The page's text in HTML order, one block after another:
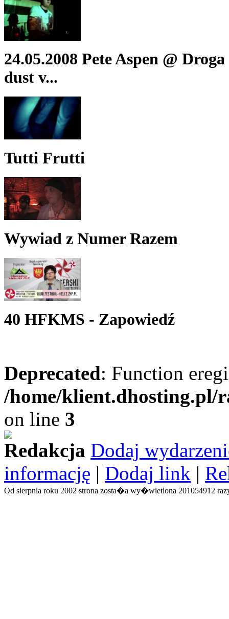
24.05.2008 Pete Aspen @
dust v...
Tutti Frutti
Wywiad z Numer Razem
40 HFKMS - Zapowiedź
Deprecated: Function
/home/
on line 3
Redakcja Dodaj
informację | Dodaj link |
Od sierpnia roku 2002 strona zosta�a wy�wietlona 201054912